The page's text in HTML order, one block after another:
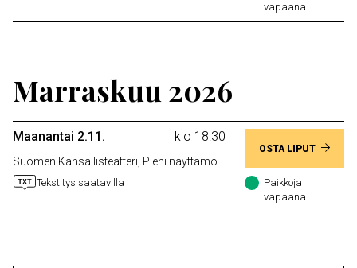
vapaana
Marraskuu 2026
Maanantai 2.11. klo 18:30
Suomen Kansallisteatteri, Pieni näyttämö
Tekstitys saatavilla
OSTA LIPUT
Paikkoja
vapaana